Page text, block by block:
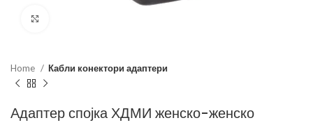
Home Кабли конектори адаптери
Адаптер спојка ХДМИ женско-женско